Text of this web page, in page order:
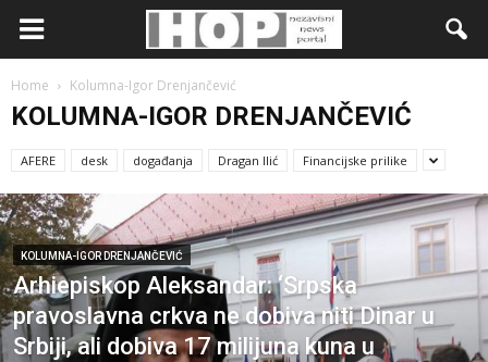
Home Kolumna-Igor Drenjančević
KOLUMNA-IGOR DRENJANČEVIĆ
AFERE desk događanja Dragan Ilić Financijske prilike
KOLUMNA-IGOR DRENJANČEVIĆ
Arhiepiskop Aleksandar: ‘Srpska
pravoslavna crkva ne dobiva niti Dinar u
Srbiji, ali dobiva 17 milijuna kuna u